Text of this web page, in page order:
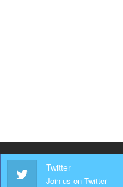
Twitter
Join us on Twitter